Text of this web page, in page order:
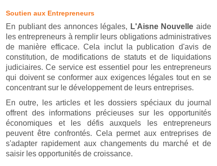
Soutien aux Entrepreneurs
En publiant des annonces légales, L'Aisne Nouvelle aide
les entrepreneurs à remplir leurs obligations administratives
de manière efficace. Cela inclut la publication d'avis de
constitution, de modifications de statuts et de liquidations
judiciaires. Ce service est essentiel pour les entrepreneurs
qui doivent se conformer aux exigences légales tout en se
concentrant sur le développement de leurs entreprises.
En outre, les articles et les dossiers spéciaux du journal
offrent des informations précieuses sur les opportunités
économiques et les défis auxquels les entrepreneurs
peuvent être confrontés. Cela permet aux entreprises de
s'adapter rapidement aux changements du marché et de
saisir les opportunités de croissance.